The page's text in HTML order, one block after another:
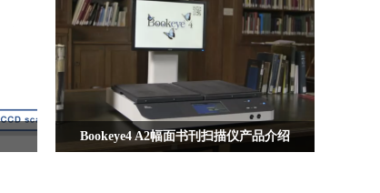
Bookeye4 A2幅面书刊扫描仪产品介绍